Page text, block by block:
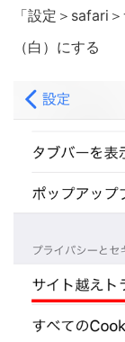
「設定＞safari
（白）にする